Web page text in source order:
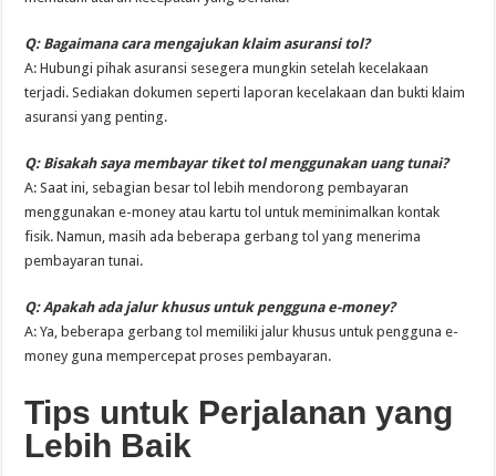
Q: Bagaimana cara mengajukan klaim asuransi tol?
A: Hubungi pihak asuransi sesegera mungkin setelah kecelakaan
terjadi. Sediakan dokumen seperti laporan kecelakaan dan bukti klaim
asuransi yang penting.
Q: Bisakah saya membayar tiket tol menggunakan uang tunai?
A: Saat ini, sebagian besar tol lebih mendorong pembayaran
menggunakan e-money atau kartu tol untuk meminimalkan kontak
fisik. Namun, masih ada beberapa gerbang tol yang menerima
pembayaran tunai.
Q: Apakah ada jalur khusus untuk pengguna e-money?
A: Ya, beberapa gerbang tol memiliki jalur khusus untuk pengguna e-
money guna mempercepat proses pembayaran.
Tips untuk Perjalanan yang
Lebih Baik